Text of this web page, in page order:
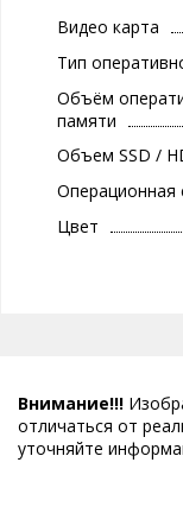
Видео карта
Тип
Объём
памяти
Объем SSD /
Операционная
Цвет
Внимание!!!
отличаться от
уточняйте